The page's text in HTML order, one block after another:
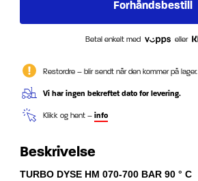
Betal enkelt med eller
Restordre – blir sendt når den kommer på lager.
Vi har ingen bekreftet dato for levering.
Klikk og hent – info
Beskrivelse
TURBO DYSE HM 070-700 BAR 90 ° C